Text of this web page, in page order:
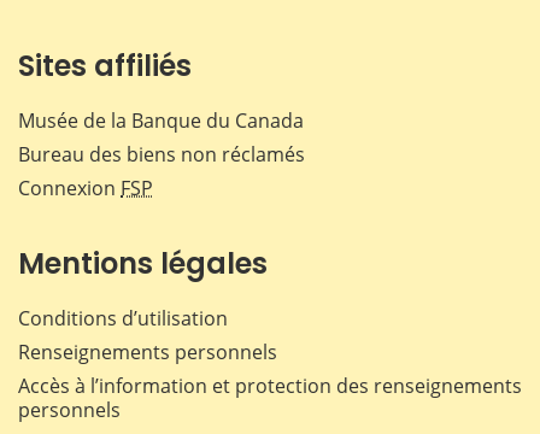
Sites affiliés
Musée de la Banque du Canada
Bureau des biens non réclamés
Connexion FSP
Mentions légales
Conditions d’utilisation
Renseignements personnels
Accès à l’information et protection des renseignements
personnels